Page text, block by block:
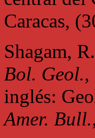
Caracas,
Shagam,
Bol. Geol.,
inglés:
Amer. Bull.